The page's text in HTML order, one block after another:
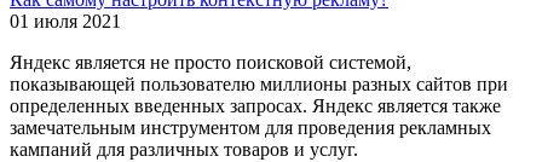
01 июля 2021
Яндекс является не просто поисковой системой,
показывающей пользователю миллионы разных сайтов при
определенных введенных запросах. Яндекс является также
замечательным инструментом для проведения рекламных
кампаний для различных товаров и услуг.